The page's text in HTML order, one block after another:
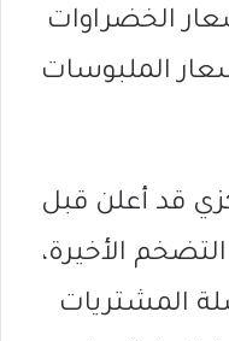
0.9%، وأسعار الخضراوات
3.9%، وأسعار الملبوسات
قد أعلن قبل
الأخيرة،
المشتريات